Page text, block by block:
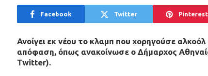
Facebook Twitter Pinterest
Ανοίγει εκ νέου το κλαμπ που χορηγούσε
απόφαση, όπως ανακοίνωσε ο Δήμαρχος
Twitter).